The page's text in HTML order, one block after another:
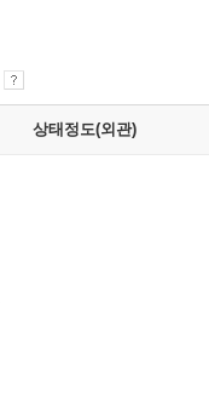
상태정도(외관)